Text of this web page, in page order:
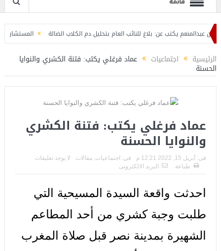
يكتب عن: بلاغ للنائب العام بتحليل دم الكلاب الضالة
المستشار ياسين
الرئيسية اجتماعيات عماد فرغلي يكتب: فتنة الكشري والنوايا
الحسنة
عماد فرغلي يكتب: فتنة الكشري
والنوايا الحسنة
فى: أبريل 15, 2022 12:21 م فى: اجتماعيات مقالات
لا يوجد تعليقات
طباعة
البريد الالكترونى
احدثت واقعة السيدة المسيحية التي
طلبت وجبة كشري من أحد المطاعم
الشهيرة بمدينة نصر قبل صلاة المغرب